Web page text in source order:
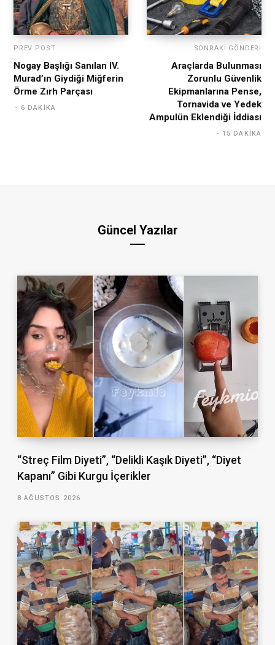
PREV POST
Nogay Başlığı Sanılan IV.
Murad’ın Giydiği Miğferin
Örme Zırh Parçası
6 DAKIKA
SONRAKI GÖNDERI
Araçlarda Bulunması
Zorunlu Güvenlik
Ekipmanlarına Pense,
Tornavida ve Yedek
Ampulün Eklendiği İddiası
15 DAKIKA
Güncel Yazılar
“Streç Film Diyeti”, “Delikli Kaşık Diyeti”, “Diyet
Kapanı” Gibi Kurgu İçerikler
8 AĞUSTOS 2026